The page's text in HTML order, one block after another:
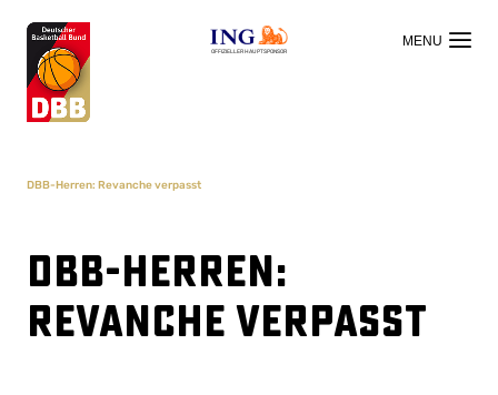
OFFIZIELLER HAUPTSPONSOR
DBB-Herren: Revanche verpasst
DBB-Herren:
Revanche verpasst